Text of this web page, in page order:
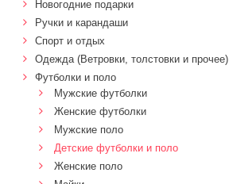
Новогодние подарки
Ручки и карандаши
Спорт и отдых
Одежда (Ветровки, толстовки и прочее)
Футболки и поло
Мужские футболки
Женские футболки
Мужские поло
Детские футболки и поло
Женские поло